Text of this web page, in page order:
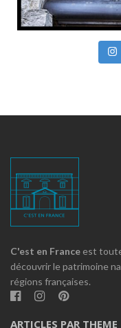
C'est en France est
découvrir le patrimoine
régions françaises.
ARTICLES PAR THEME